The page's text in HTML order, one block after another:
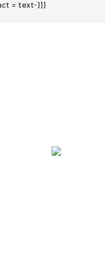
= text-}}}